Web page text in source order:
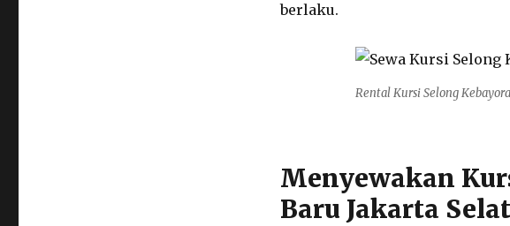
berlaku.
Rental Kursi Selong
Menyewakan
Baru Jakarta